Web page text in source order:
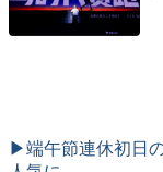
▶端午節連休初日